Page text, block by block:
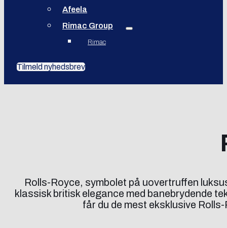
Afeela
Rimac Group
Rimac
Tilmeld nyhedsbrev
Rolls-Royce, symbolet på uovertruffen
klassisk britisk elegance med banebrydende
får du de mest eksklusive